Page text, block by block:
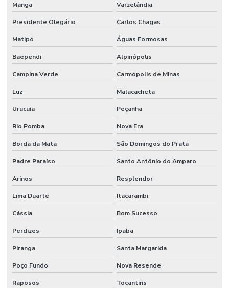
Manga Varzelândia
Presidente Olegário Carlos Chagas
Matipó Águas Formosas
Baependi Alpinópolis
Campina Verde Carmópolis de Minas
Luz Malacacheta
Urucuia Peçanha
Rio Pomba Nova Era
Borda da Mata São Domingos do Prata
Padre Paraíso Santo Antônio do Amparo
Arinos Resplendor
Lima Duarte Itacarambi
Cássia Bom Sucesso
Perdizes Ipaba
Piranga Santa Margarida
Poço Fundo Nova Resende
Raposos Tocantins